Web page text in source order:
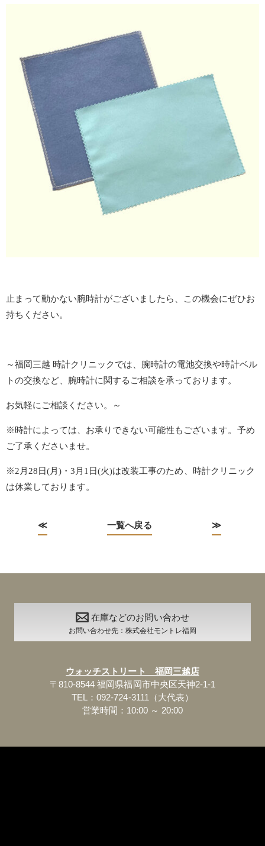
止まって動かない腕時計がございましたら、この機会にぜひお
持ちください。
～福岡三越 時計クリニックでは、腕時計の電池交換や時計ベル
トの交換など、腕時計に関するご相談を承っております。
お気軽にご相談ください。～
※時計によっては、お承りできない可能性もございます。予め
ご了承くださいませ。
※2月28日(月)・3月1日(火)は改装工事のため、時計クリニック
は休業しております。
≪ 一覧へ戻る ≫
在庫などのお問い合わせ
お問い合わせ先：株式会社モントレ福岡
ウォッチストリート 福岡三越店
〒810-8544 福岡県福岡市中央区天神2-1-1
TEL：092-724-3111（大代表）
営業時間：10:00 ～ 20:00